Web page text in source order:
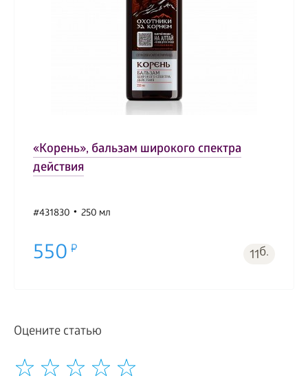
«Корень», бальзам широкого спектра
действия
#431830 250 мл
550 11б.
Оцените статью